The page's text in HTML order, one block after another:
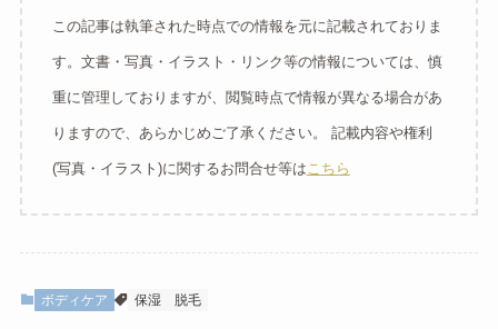
この記事は執筆された時点での情報を元に記載されておりま
す。文書・写真・イラスト・リンク等の情報については、慎
重に管理しておりますが、閲覧時点で情報が異なる場合があ
りますので、あらかじめご了承ください。 記載内容や権利
(写真・イラスト)に関するお問合せ等は こちら
ボディケア 保湿 脱毛